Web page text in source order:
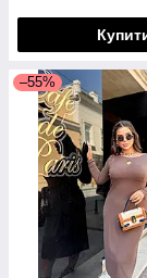
–55%